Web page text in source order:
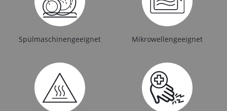
Spülmaschinengeeignet Mikrowellengeeignet